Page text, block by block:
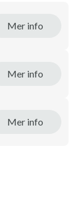
Mer info
Mer info
Mer info